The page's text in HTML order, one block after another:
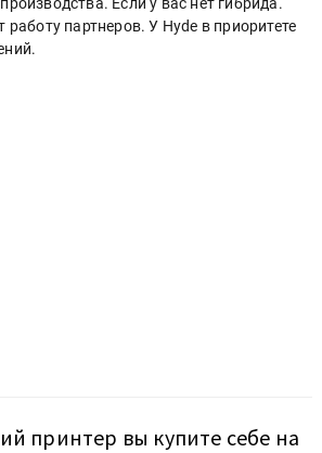
работу партнеров. У Hyde в приоритете
принтер вы купите себе на